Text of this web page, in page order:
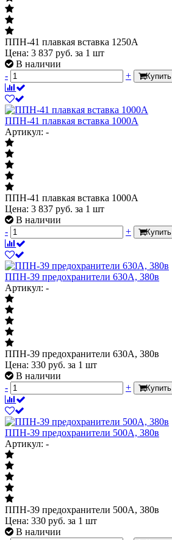
ППН-41 плавкая вставка 1250А
Цена: 3 837 руб. за 1 шт
В наличии
-
+ Купить
ППН-41 плавкая вставка 1000А
Артикул: -
ППН-41 плавкая вставка 1000А
Цена: 3 837 руб. за 1 шт
В наличии
-
+ Купить
ППН-39 предохранители 630А, 380в
Артикул: -
ППН-39 предохранители 630А, 380в
Цена: 330 руб. за 1 шт
В наличии
-
+ Купить
ППН-39 предохранители 500А, 380в
Артикул: -
ППН-39 предохранители 500А, 380в
Цена: 330 руб. за 1 шт
В наличии